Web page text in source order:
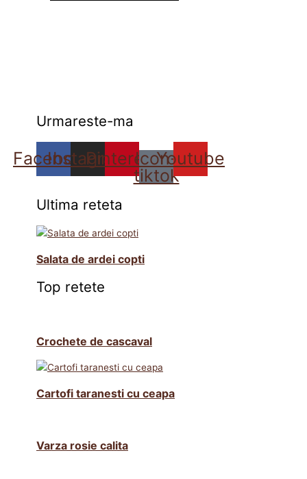
Urmareste-ma
Facebook
Instagram
Pinterest
Icon-
tiktok
Youtube
Ultima reteta
Salata de ardei copti
Top retete
Crochete de cascaval
Cartofi taranesti cu ceapa
Varza rosie calita